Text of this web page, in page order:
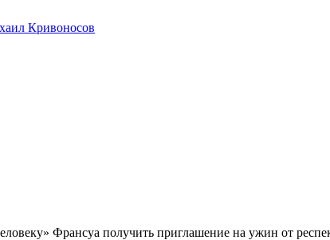
Кривоносов
Франсуа получить приглашение на ужин от